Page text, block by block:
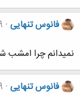
فانوس تنهایی
نمیدانم چرا امشب
فانوس تنهایی